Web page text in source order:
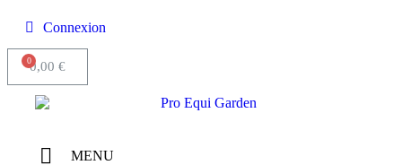
Connexion
0,00 €
MENU